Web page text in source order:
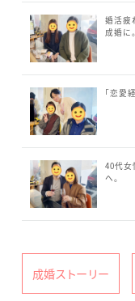
婚活疲
成婚に。
「恋愛
40代女
へ。
成婚ストーリー